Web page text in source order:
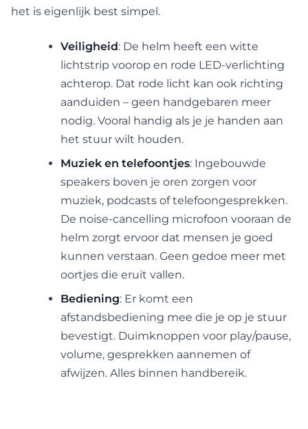
het is eigenlijk best simpel.
Veiligheid: De helm heeft een witte
lichtstrip voorop en rode LED-verlichting
achterop. Dat rode licht kan ook richting
aanduiden – geen handgebaren meer
nodig. Vooral handig als je je handen aan
het stuur wilt houden.
Muziek en telefoontjes: Ingebouwde
speakers boven je oren zorgen voor
muziek, podcasts of telefoongesprekken.
De noise-cancelling microfoon vooraan de
helm zorgt ervoor dat mensen je goed
kunnen verstaan. Geen gedoe meer met
oortjes die eruit vallen.
Bediening: Er komt een
afstandsbediening mee die je op je stuur
bevestigt. Duimknoppen voor play/pause,
volume, gesprekken aannemen of
afwijzen. Alles binnen handbereik.